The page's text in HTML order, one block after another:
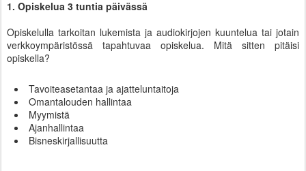
1. Opiskelua 3 tuntia päivässä
Opiskelulla tarkoitan lukemista ja audiokirjojen kuuntelua tai jotain
verkkoympäristössä tapahtuvaa opiskelua. Mitä sitten pitäisi
opiskella?
Tavoiteasetantaa ja ajatteluntaitoja
Omantalouden hallintaa
Myymistä
Ajanhallintaa
Bisneskirjallisuutta